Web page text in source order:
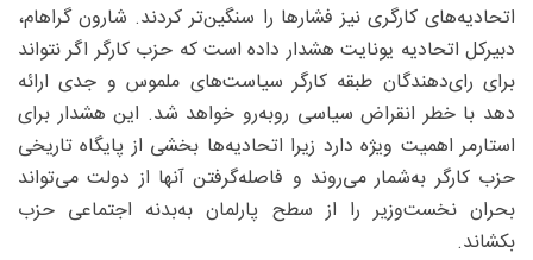
اتحادیه‌های کارگری نیز فشارها را سنگین‌تر کردند. شارون گراهام،
دبیرکل اتحادیه یونایت هشدار داده است که حزب کارگر اگر نتواند
برای رای‌دهندگان طبقه کارگر سیاست‌های ملموس و جدی ارائه
دهد با خطر انقراض سیاسی روبه‌رو خواهد شد. این هشدار برای
استارمر اهمیت ویژه دارد زیرا اتحادیه‌ها بخشی از پایگاه تاریخی
حزب کارگر به‌شمار می‌روند و فاصله‌گرفتن آنها از دولت می‌تواند
بحران نخست‌وزیر را از سطح پارلمان به‌بدنه اجتماعی حزب
بکشاند.